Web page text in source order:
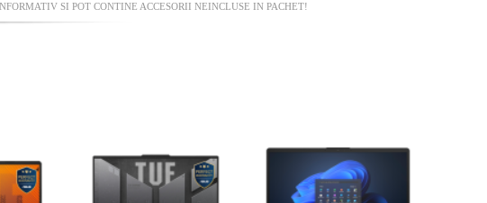
SI POT CONTINE ACCESORII NEINCLUSE IN PACHET!